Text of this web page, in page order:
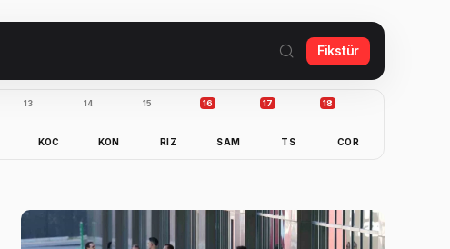
Fikstür
13
KOC
14
KON
15
RIZ
16
SAM
17
TS
18
COR